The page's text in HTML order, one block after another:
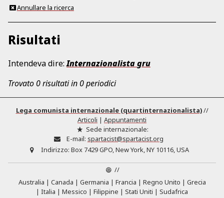
Annullare la ricerca
Risultati
Intendeva dire:Internazionalistagru
Trovato 0 risultati in 0 periodici
Lega comunista internazionale (quartinternazionalista)//
Articoli | Appuntamenti
Sede internazionale:
E-mail: spartacist@spartacist.org
Indirizzo: Box 7429 GPO, New York, NY 10116, USA
//
Australia
Canada Germania Francia Regno Unito
Grecia
Italia
Messico Filippine Stati Uniti Sudafrica